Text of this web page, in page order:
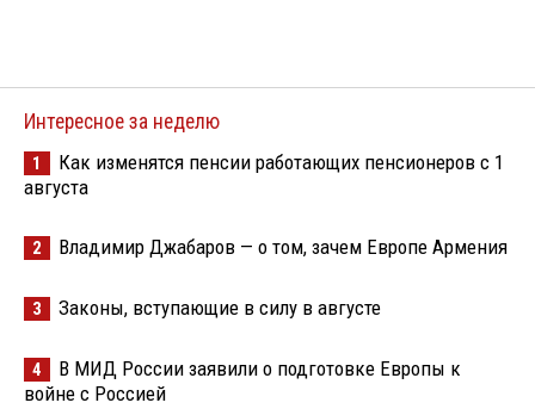
Интересное за неделю
1
Как изменятся пенсии работающих пенсионеров с 1
августа
2 Владимир Джабаров — о том, зачем Европе Армения
3 Законы, вступающие в силу в августе
4
В МИД России заявили о подготовке Европы к
войне с Россией